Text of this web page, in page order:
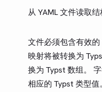
基础
文本
数学
符号
布局
从 YAML 文件读取
文件必须包含有效的
映射将被转换为
换为 Typst 数组。
相应的 Typst 类型值